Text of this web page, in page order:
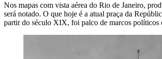
Nos mapas com vista aérea do Rio de Janeiro,
será notado. O que hoje é a atual praça da
partir do século XIX, foi palco de marcos